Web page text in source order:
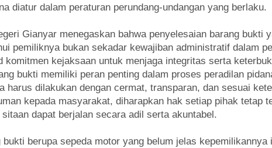
diatur dalam peraturan perundang-undangan yang berlaku.
Gianyar menegaskan bahwa penyelesaian barang bukti
pemiliknya bukan sekadar kewajiban administratif dalam
komitmen kejaksaan untuk menjaga integritas serta
bukti memiliki peran penting dalam proses peradilan
harus dilakukan dengan cermat, transparan, dan sesuai
kepada masyarakat, diharapkan hak setiap pihak tetap
dapat berjalan secara adil serta akuntabel.
bukti berupa sepeda motor yang belum jelas kepemilikannya